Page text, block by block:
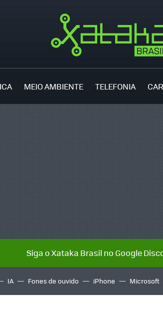
MEIO AMBIENTE TELEFONIA
Siga o Xataka Brasil no Google
IA Fones de ouvido iPhone Microsoft